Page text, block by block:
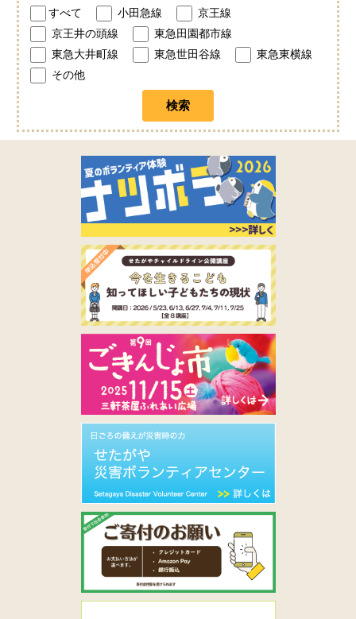
すべて 小田急線
京王線
京王井の頭線
東急田園都市線
東急大井町線
東急世田谷線
東急東横線
その他